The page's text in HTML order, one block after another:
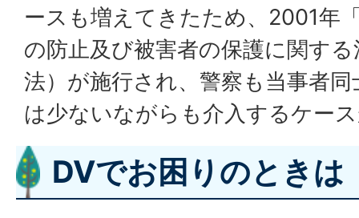
ースも増えてきたため、2001年
の防止及び被害者の保護に関す
法）が施行され、警察も当事者
は少ないながらも介入するケー
DVでお困りのときは